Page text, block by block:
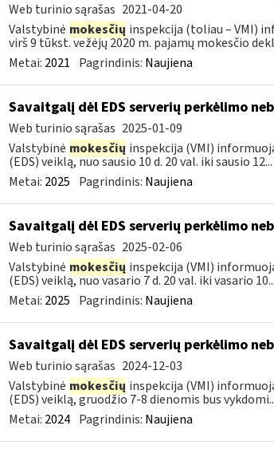
Web turinio sąrašas 2021-04-20
Valstybinė mokesčių inspekcija (toliau – VMI)
virš 9 tūkst. vežėjų 2020 m. pajamų mokesčio
Metai: 2021 Pagrindinis: Naujiena
Savaitgalį dėl EDS serverių perkėlimo
Web turinio sąrašas 2025-01-09
Valstybinė mokesčių inspekcija (VMI)
(EDS) veiklą, nuo sausio 10 d. 20 val. iki sausio 12...
Metai: 2025 Pagrindinis: Naujiena
Savaitgalį dėl EDS serverių perkėlimo
Web turinio sąrašas 2025-02-06
Valstybinė mokesčių inspekcija (VMI)
(EDS) veiklą, nuo vasario 7 d. 20 val. iki vasario 10...
Metai: 2025 Pagrindinis: Naujiena
Savaitgalį dėl EDS serverių perkėlimo
Web turinio sąrašas 2024-12-03
Valstybinė mokesčių inspekcija (VMI)
(EDS) veiklą, gruodžio 7-8 dienomis bus
Metai: 2024 Pagrindinis: Naujiena